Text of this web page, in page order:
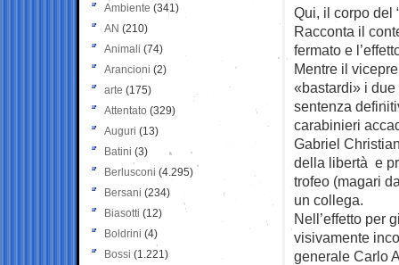
Qui, il corpo del
Racconta il
fermato e
Mentre il
«bastardi» i
sentenza
carabinieri
Gabriel
della libertà e
trofeo (magari
un collega.
Nell’effetto per
visivamente
generale Carlo
Ambiente (341)
AN (210)
Animali (74)
Arancioni (2)
arte (175)
Attentato (329)
Auguri (13)
Batini (3)
Berlusconi (4.295)
Bersani (234)
Biasotti (12)
Boldrini (4)
Bossi (1.221)